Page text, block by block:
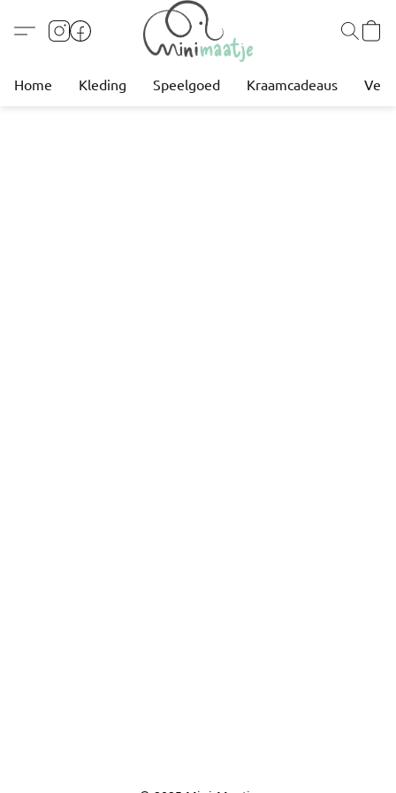
Home Kleding Speelgoed Kraamcadeaus